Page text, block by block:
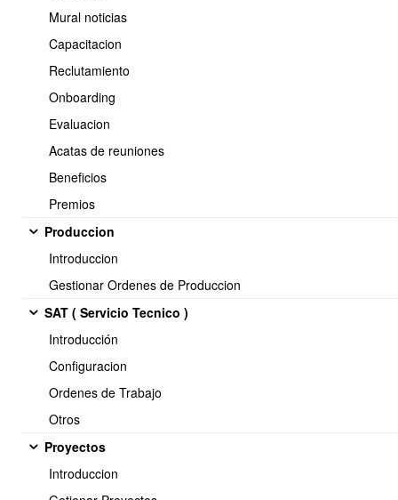
Mural noticias
Capacitacion
Reclutamiento
Onboarding
Evaluacion
Acatas de reuniones
Beneficios
Premios
Produccion
Introduccion
Gestionar Ordenes de Produccion
SAT ( Servicio Tecnico )
Introducción
Configuracion
Ordenes de Trabajo
Otros
Proyectos
Introduccion
<< Anterior